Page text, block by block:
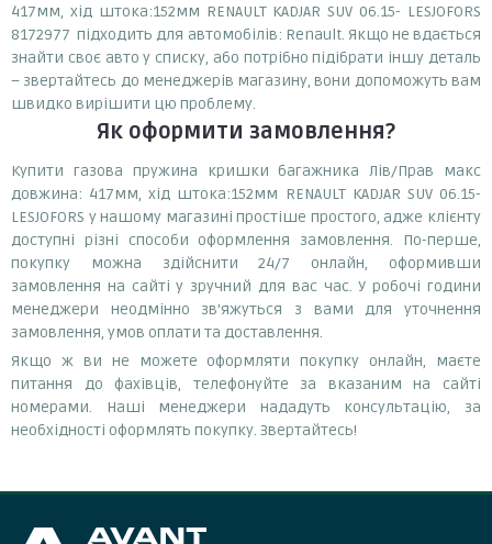
417мм, хід штока:152мм RENAULT KADJAR SUV 06.15- LESJOFORS
8172977 підходить для автомобілів: Renault. Якщо не вдається
знайти своє авто у списку, або потрібно підібрати іншу деталь
– звертайтесь до менеджерів магазину, вони допоможуть вам
швидко вирішити цю проблему.
Як оформити замовлення?
Купити газова пружина кришки багажника Лів/Прав макс
довжина: 417мм, хід штока:152мм RENAULT KADJAR SUV 06.15-
LESJOFORS у нашому магазині простіше простого, адже клієнту
доступні різні способи оформлення замовлення. По-перше,
покупку можна здійснити 24/7 онлайн, оформивши
замовлення на сайті у зручний для вас час. У робочі години
менеджери неодмінно зв'яжуться з вами для уточнення
замовлення, умов оплати та доставлення.
Якщо ж ви не можете оформляти покупку онлайн, маєте
питання до фахівців, телефонуйте за вказаним на сайті
номерами. Наші менеджери нададуть консультацію, за
необхідності оформлять покупку. Звертайтесь!